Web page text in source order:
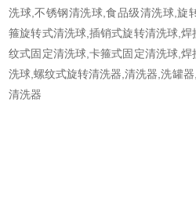
洗球,不锈钢清洗球,食品级清洗球,旋
箍旋转式清洗球,插销式旋转清洗球,
纹式固定清洗球,卡箍式固定清洗球,
洗球,螺纹式旋转清洗器,清洗器,洗罐
清洗器